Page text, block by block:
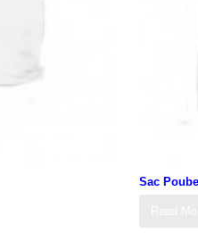
Sac